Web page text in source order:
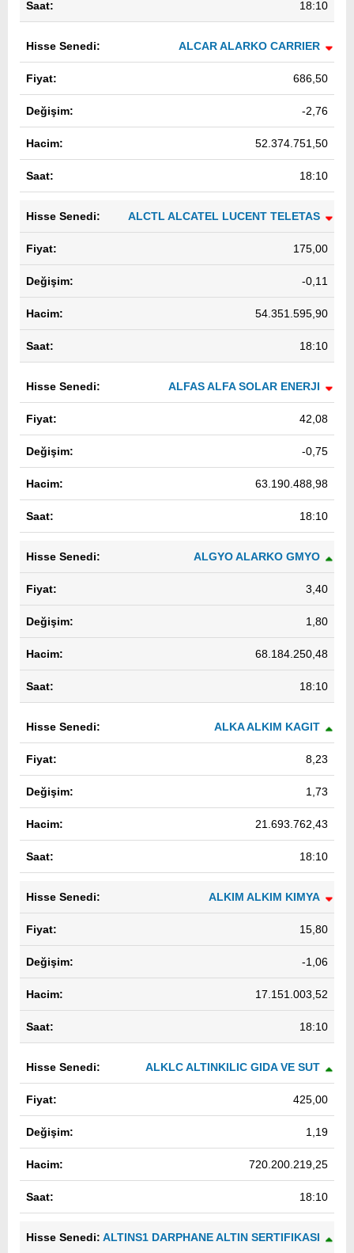
18:10
ALCAR ALARKO CARRIER
686,50
-2,76
52.374.751,50
18:10
ALCTL ALCATEL LUCENT TELETAS
175,00
-0,11
54.351.595,90
18:10
ALFAS ALFA SOLAR ENERJI
42,08
-0,75
63.190.488,98
18:10
ALGYO ALARKO GMYO
3,40
1,80
68.184.250,48
18:10
ALKA ALKIM KAGIT
8,23
1,73
21.693.762,43
18:10
ALKIM ALKIM KIMYA
15,80
-1,06
17.151.003,52
18:10
ALKLC ALTINKILIC GIDA VE SUT
425,00
1,19
720.200.219,25
18:10
ALTINS1 DARPHANE ALTIN SERTIFIKASI